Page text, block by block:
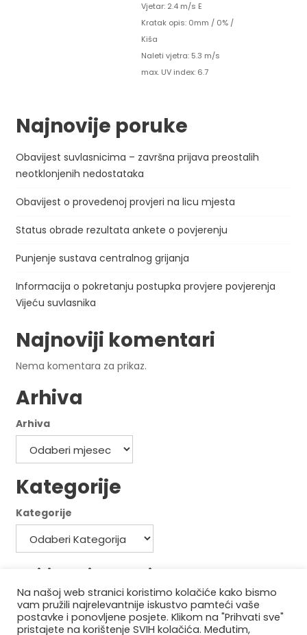
Vjetar: 2.4 m/s E
Kratak opis: 0mm / 0%/
Kiša
Naleti vjetra: 5.3 m/s
max. UV index: 6.7
Najnovije poruke
Obavijest suvlasnicima – završna prijava preostalih
neotklonjenih nedostataka
Obavijest o provedenoj provjeri na licu mjesta
Status obrade rezultata ankete o povjerenju
Punjenje sustava centralnog grijanja
Informacija o pokretanju postupka provjere povjerenja
Vijeću suvlasnika
Najnoviji komentari
Nema komentara za prikaz.
Arhiva
Arhiva
Kategorije
Kategorije
Politika privatnosti
Politika kolačića
Na našoj web stranici koristimo kolačiće kako bismo
vam pružili najrelevantnije iskustvo pamteći vaše
postavke i ponovljene posjete. Klikom na "Prihvati sve"
pristajete na korištenje SVIH kolačića. Međutim,